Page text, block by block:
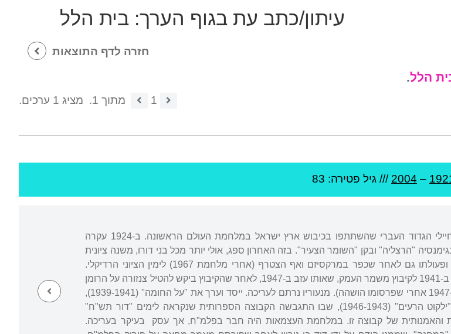
עיתון/כתב עת בגוף הערך: בית הלל
חזרה לדף התוצאות
הלל.
1 מתוך 1.
מציג 1 ערכים.
–
2004 /// גיל פטירה: 83
נולד בצפת למשפחת פועלים. האב היה מחיילי הגדוד העברי שהשתתפו בכיבוש ארץ ישראל במלחמת העולם הראשונה. ב-1924 עקרה
"הרצליה" ובקן "השומר הצעיר". בזה האחרון ספג, אולי יותר מכל בני דורו, משנה ציונית
מרקסיסטית, שהשפיעה על אורח מחשבתו ופעולתו גם לאחר שכפר במרקסיזם ואף הצטרף (אחרי מלחמת 1967) לימין הציוני הרדיקלי.
כחבר פעיל בתנועת "השומר הצעיר" הצטרף ב-1941 לקיבוץ משמר העמק, שאותו עזב ב-1947, לאחר שהקיבוץ ביקש להטיל צנזורה על הרומן
הראשון שלו, "הוא הלך בשדות" (ראה אור ב-1947 אחרי שפרסומו הושהה). מנעוריו נרתם לעריכה. ייסד וערך את "על החומה" (1939-1941),
ייסד וערך את כתב העת "ילקוט הרעים" (1946-1943), שבו התגבשה הקבוצה הספרותית שנקראה לימים "דור תש"ח"
והאמנותית של קבוצה זו. במלחמת העצמאות היה חבר בפלמ"ח, אך עסק בעיקר בעריכה.